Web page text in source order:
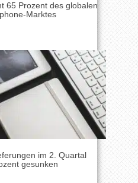
65 Prozent des globalen
Marktes
im 2. Quartal
gesunken